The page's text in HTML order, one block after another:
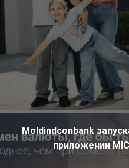
Moldindconbank
приложении